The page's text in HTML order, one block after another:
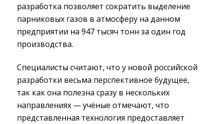
разработка позволяет сократить выделение
парниковых газов в атмосферу на данном
предприятии на 947 тысяч тонн за один год
производства.
Специалисты считают, что у новой российской
разработки весьма перспективное будущее,
так как она полезна сразу в нескольких
направлениях — учёные отмечают, что
представленная технология предоставляет